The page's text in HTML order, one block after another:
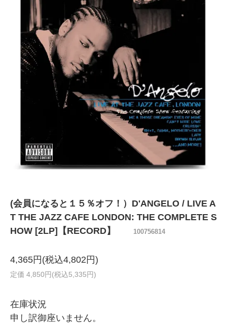
(会員になると１５％オフ！）D'ANGELO / LIVE A
T THE JAZZ CAFE LONDON: THE COMPLETE S
HOW [2LP]【RECORD】
100756814
4,365円(税込4,802円)
定価 4,850円(税込5,335円)
在庫状況
申し訳御座いません。